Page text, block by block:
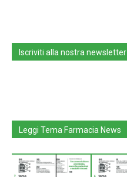
Iscriviti alla nostra newsletter
Leggi Tema Farmacia News